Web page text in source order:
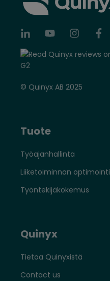
© Quinyx AB 2025
Tuote
Työajanhallinta
Liiketoiminnan optimointi
Työntekijäkokemus
Quinyx
Tietoa Quinyxistä
Contact us